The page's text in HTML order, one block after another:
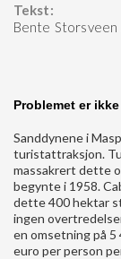
Tekst:
Bente Storsveen
Problemet er
Sanddynene i
turistattraksjon.
massakrert dette
begynte i 1958.
dette 400 hektar
ingen
en omsetning på
euro per person